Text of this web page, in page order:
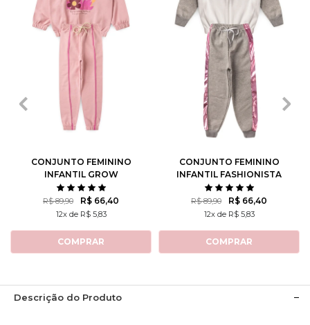
2 4
CONJUNTO FEMININO
INFANTIL GROW
POSITIVE THOUGHTS
R$ 89,90 R$ 66,40
12x de R$ 5,83
COMPRAR
3 4 6 8
10 14
CONJUNTO FEMININO
INFANTIL FASHIONISTA
R$ 89,90 R$ 66,40
12x de R$ 5,83
COMPRAR
Descrição do Produto